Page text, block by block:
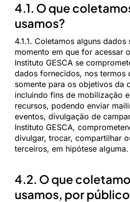
4.1. O que
usamos?
4.1.1. Coletamos alguns
momento em que for acessar
Instituto GESCA se
dados fornecidos, nos termos
somente para os objetivos da
incluindo fins de mobilização
recursos, podendo enviar
eventos, divulgação de
Instituto GESCA,
divulgar, trocar, compartilhar
terceiros, em hipótese alguma.
4.2. O que
usamos, por